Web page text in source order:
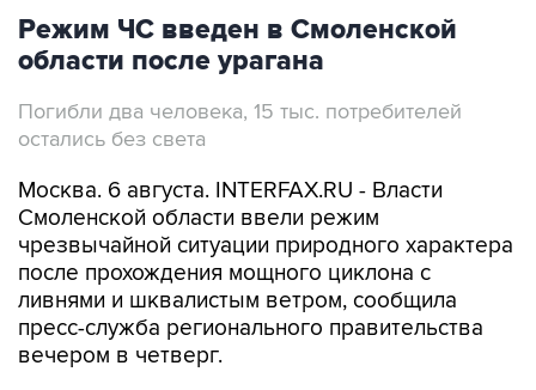
Режим ЧС введен в Смоленской
области после урагана
Погибли два человека, 15 тыс. потребителей
остались без света
Москва. 6 августа. INTERFAX.RU - Власти
Смоленской области ввели режим
чрезвычайной ситуации природного характера
после прохождения мощного циклона с
ливнями и шквалистым ветром, сообщила
пресс-служба регионального правительства
вечером в четверг.